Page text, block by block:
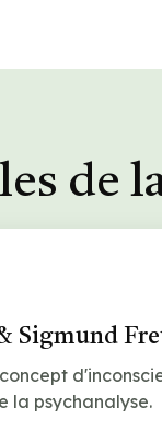
de
Sigmund
la psychanalyse.